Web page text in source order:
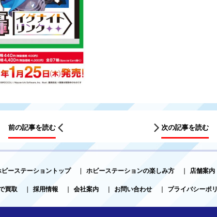
前の記事を読む 次の記事を読む
ーステーショントップ | ホビーステーションの楽しみ方 | 店舗案内
買取
| 採用情報 | 会社案内 | お問い合わせ | プライバシーポ